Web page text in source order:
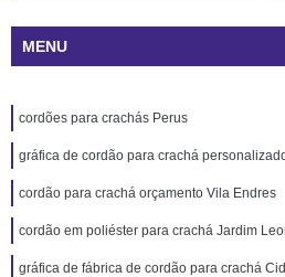
MENU
cordões para crachás Perus
gráfica de cordão para crachá
cordão para crachá orçamento Vila Endres
cordão em poliéster para crachá Jardim
gráfica de fábrica de cordão para crachá